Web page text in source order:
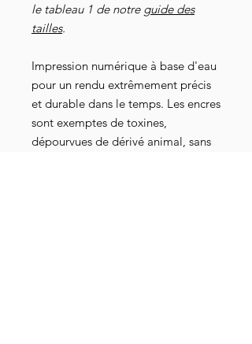
le tableau 1 de notre guide des
tailles.
Impression numérique à base d'eau
pour un rendu extrêmement précis
et durable dans le temps. Les encres
sont exemptes de toxines,
dépourvues de dérivé animal, sans